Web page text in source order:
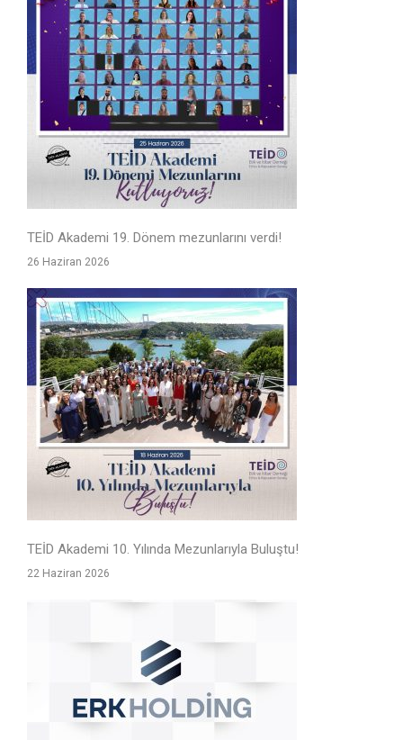
TEİD Akademi 19. Dönem mezunlarını verdi!
26 Haziran 2026
TEİD Akademi 10. Yılında Mezunlarıyla Buluştu!
22 Haziran 2026